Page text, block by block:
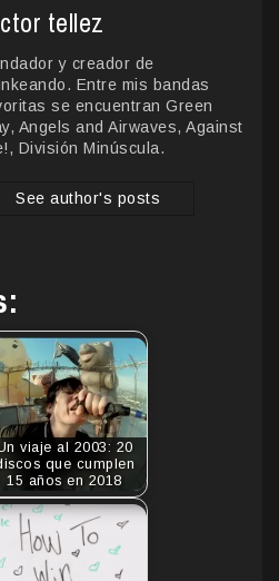
tellez
y creador de
Entre mis bandas
se encuentran Green
Angels and Airwaves, Against
División Minúscula.
See author's posts
viaje al 2003: 20
que cumplen
15 años en 2018